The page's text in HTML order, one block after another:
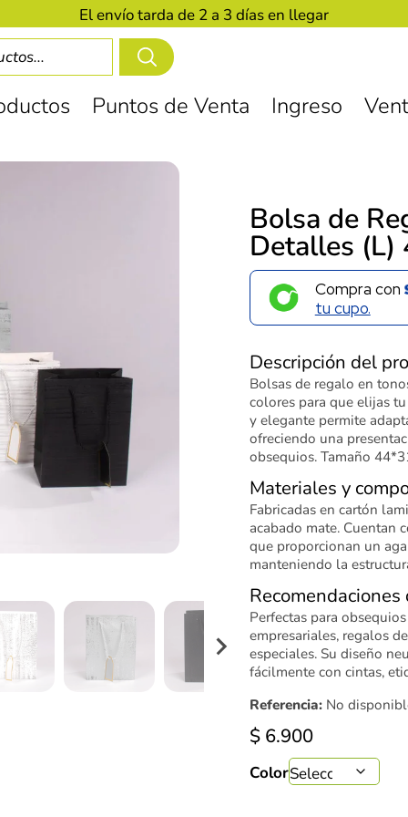
El envío tarda de 2 a 3 días en llegar
Puntos de Venta Ingreso
Bolsa de
Detalles
Compra con
tu cupo.
Descripción del
Bolsas de regalo en
colores para que elijas
y elegante permite
ofreciendo una
obsequios. Tamaño
Materiales y
Fabricadas en cartón
acabado mate. Cuentan
que proporcionan un
manteniendo la
Recomendaciones
Perfectas para
empresariales, regalos
especiales. Su diseño
fácilmente con cintas,
Referencia: No
$ 6.900
Color